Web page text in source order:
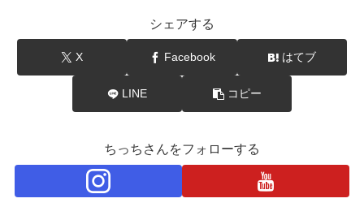
シェアする
X Facebook はてブ
LINE コピー
ちっちさんをフォローする